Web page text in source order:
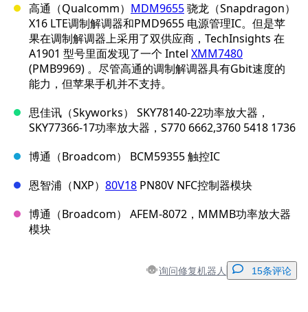
高通（Qualcomm） MDM9655骁龙（Snapdragon）
X16 LTE调制解调器和PMD9655 电源管理IC。但是苹
果在调制解调器上采用了双供应商，TechInsights 在
A1901 型号里面发现了一个 Intel XMM7480
(PMB9969) 。尽管高通的调制解调器具有Gbit速度的
能力，但苹果手机并不支持。
思佳讯（Skyworks） SKY78140-22功率放大器，
SKY77366-17功率放大器，S770 6662,3760 5418 1736
博通（Broadcom） BCM59355 触控IC
恩智浦（NXP） 80V18 PN80V NFC控制器模块
博通（Broadcom） AFEM-8072，MMMB功率放大器
模块
询问修复机器人 15条评论